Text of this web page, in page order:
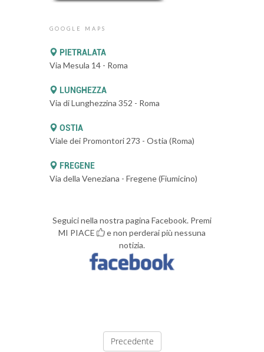
GOOGLE MAPS
PIETRALATA
Via Mesula 14 - Roma
LUNGHEZZA
Via di Lunghezzina 352 - Roma
OSTIA
Viale dei Promontori 273 - Ostia (Roma)
FREGENE
Via della Veneziana - Fregene (Fiumicino)
Seguici nella nostra pagina Facebook. Premi
MI PIACE
e non perderai più nessuna
notizia.
Precedente